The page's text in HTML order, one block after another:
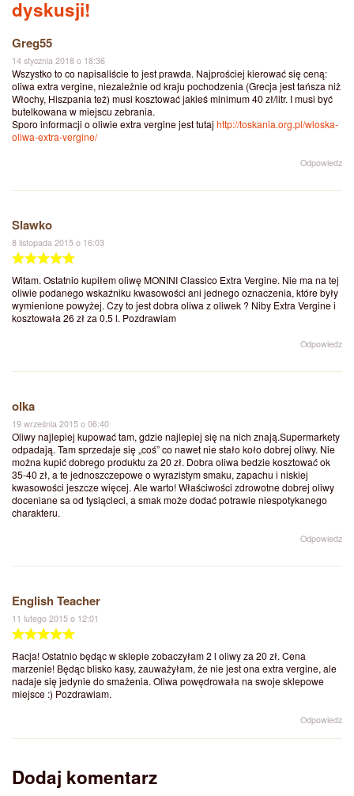
dyskusji!
Greg55
14 stycznia 2018 o 18:36
Wszystko to co napisaliście to jest prawda. Najprościej kierować się ceną:
oliwa extra vergine, niezależnie od kraju pochodzenia (Grecja jest tańsza niż
Włochy, Hiszpania też) musi kosztować jakieś minimum 40 zł/litr. I musi być
butelkowana w miejscu zebrania.
Sporo informacji o oliwie extra vergine jest tutaj http://toskania.org.pl/wloska-
oliwa-extra-vergine/
Odpowiedz
Slawko
8 listopada 2015 o 16:03
Witam. Ostatnio kupiłem oliwę MONINI Classico Extra Vergine. Nie ma na tej
oliwie podanego wskaźniku kwasowości ani jednego oznaczenia, które były
wymienione powyżej. Czy to jest dobra oliwa z oliwek ? Niby Extra Vergine i
kosztowała 26 zł za 0.5 l. Pozdrawiam
Odpowiedz
olka
19 września 2015 o 06:40
Oliwy najlepiej kupować tam, gdzie najlepiej się na nich znają.Supermarkety
odpadają. Tam sprzedaje się „coś” co nawet nie stało koło dobrej oliwy. Nie
można kupić dobrego produktu za 20 zł. Dobra oliwa bedzie kosztować ok
35-40 zł, a te jednoszczepowe o wyrazistym smaku, zapachu i niskiej
kwasowości jeszcze więcej. Ale warto! Właściwości zdrowotne dobrej oliwy
doceniane sa od tysiącleci, a smak może dodać potrawie niespotykanego
charakteru.
Odpowiedz
English Teacher
11 lutego 2015 o 12:01
Racja! Ostatnio będąc w sklepie zobaczyłam 2 l oliwy za 20 zł. Cena
marzenie! Będąc blisko kasy, zauważyłam, że nie jest ona extra vergine, ale
nadaje się jedynie do smażenia. Oliwa powędrowała na swoje sklepowe
miejsce :) Pozdrawiam.
Odpowiedz
Dodaj komentarz